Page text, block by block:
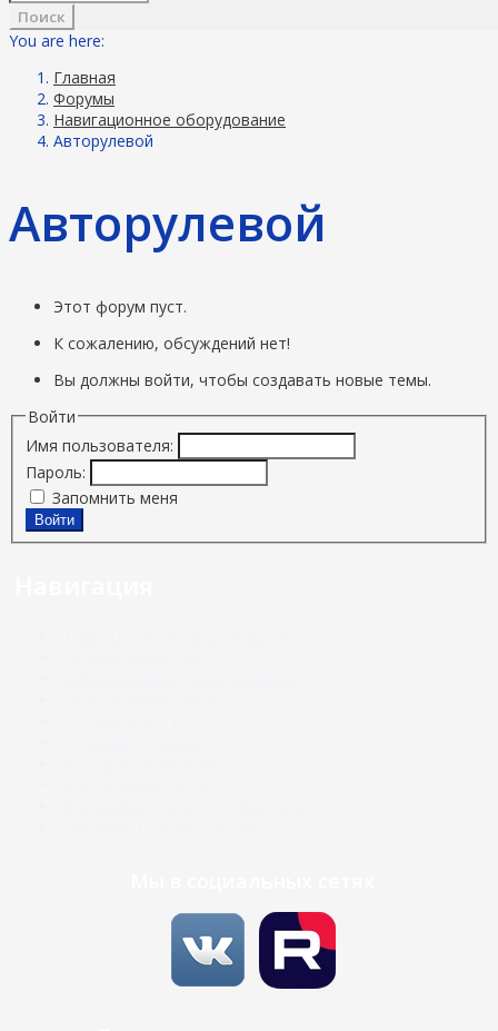
You are here:
Главная
Форумы
Навигационное оборудование
Авторулевой
Авторулевой
Этот форум пуст.
К сожалению, обсуждений нет!
Вы должны войти, чтобы создавать новые темы.
Войти
Имя пользователя:
Пароль:
Запомнить меня
Войти